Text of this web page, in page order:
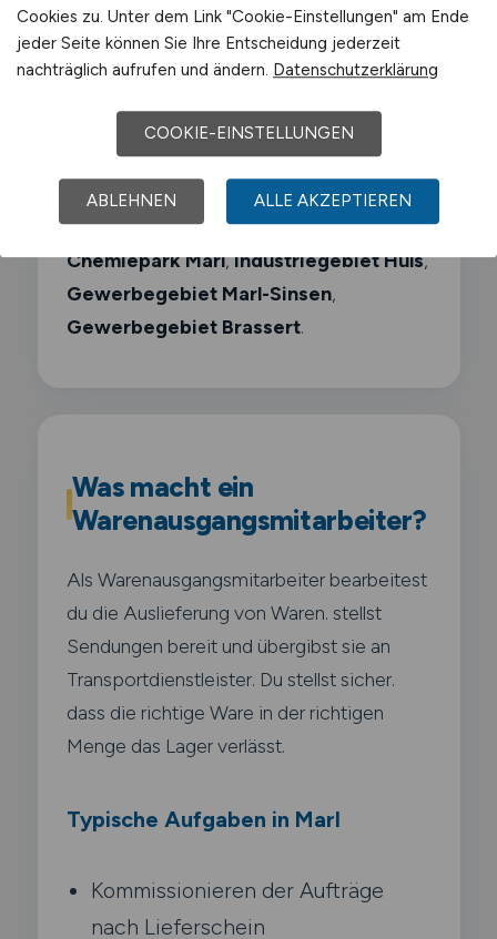
Oxea (jetzt OQ Chemicals)
Schwerpunkt-Gewerbegebiete sind
Chemiepark Marl,Industriegebiet Hüls,
Gewerbegebiet Marl-Sinsen,
Gewerbegebiet Brassert.
Was macht ein
Warenausgangsmitarbeiter?
Als Warenausgangsmitarbeiter bearbeitest
du die Auslieferung von Waren. stellst
Sendungen bereit und übergibst sie an
Transportdienstleister. Du stellst sicher.
dass die richtige Ware in der richtigen
Menge das Lager verlässt.
Typische Aufgaben in Marl
Kommissionieren der Aufträge
nach Lieferschein
Cookies zu. Unter dem Link "Cookie-Einstellungen" am Ende
jeder Seite können Sie Ihre Entscheidung jederzeit
nachträglich aufrufen und ändern. Datenschutzerklärung
COOKIE-EINSTELLUNGEN
ABLEHNEN ALLE AKZEPTIEREN